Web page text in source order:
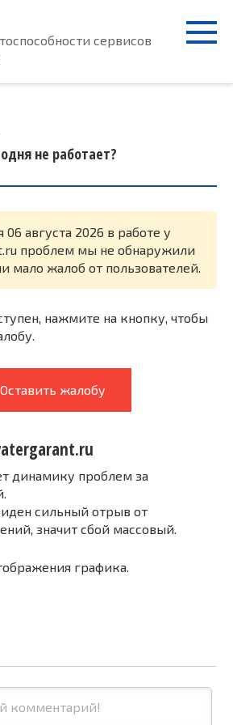
сервисов
не работает?
06 августа 2026 в работе у
проблем мы не обнаружили
мало жалоб от пользователей.
нажмите на кнопку, чтобы
Оставить жалобу
динамику проблем за
сильный отрыв от
значит сбой массовый.
графика.